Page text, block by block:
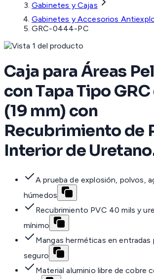
Gabinetes y Cajas
Gabinetes y Accesorios
GRC-0444-PC
Caja para Áreas
con Tapa Tipo
(19 mm) con
Recubrimiento de
Interior de
A prueba de explosión, polvos,
húmedos
Recubrimiento PVC 40 mils y
mínimo
Mangas herméticas en entradas
seguro
Material aluminio libre de cobre